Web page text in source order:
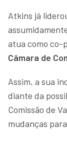
Atkins já
atua como co-
Câmara de
Assim, a sua
diante da
Comissão de
mudanças